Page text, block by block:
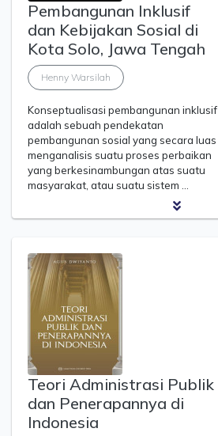
Pembangunan Inklusif
dan Kebijakan Sosial di
Kota Solo, Jawa Tengah
Henny Warsilah
Konseptualisasi pembangunan inklusif
adalah sebuah pendekatan
pembangunan sosial yang secara luas
menganalisis suatu proses perbaikan
yang berkesinambungan atas suatu
masyarakat, atau suatu sistem …
Teori Administrasi Publik
dan Penerapannya di
Indonesia